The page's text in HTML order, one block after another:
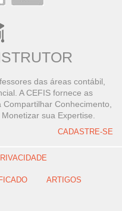
das áreas contábil,
A CEFIS fornece as
Conhecimento,
sua Expertise.
CADASTRE-SE
ARTIGOS